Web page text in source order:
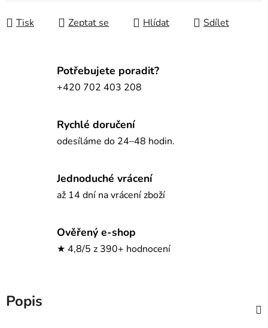
Tisk Zeptat se Hlídat Sdílet
Potřebujete poradit?
+420 702 403 208
Rychlé doručení
odesíláme do 24–48 hodin.
Jednoduché vrácení
až 14 dní na vrácení zboží
Ověřený e-shop
★ 4,8/5 z 390+ hodnocení
Popis